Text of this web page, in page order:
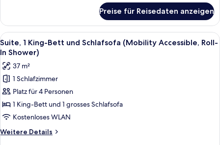
anzeigen
1 King-
Bett
und
Schlafsofa
Accessible,
Tub)
Preise für Reisedaten anzeigen
Alle
Fotos
für
Suite,
1 King-
Bett
und
Schlafsofa
(Mobility
Accessible,
Ein Hotelzimmer mit einem großen
6
Suite, 1 King-Bett und Schlafsofa (Mobility Accessible, Roll-
In Shower)
37 m²
1 Schlafzimmer
Platz für 4 Personen
1 King-Bett und 1 grosses Schlafsofa
Kostenloses WLAN
Weitere Details
Weitere